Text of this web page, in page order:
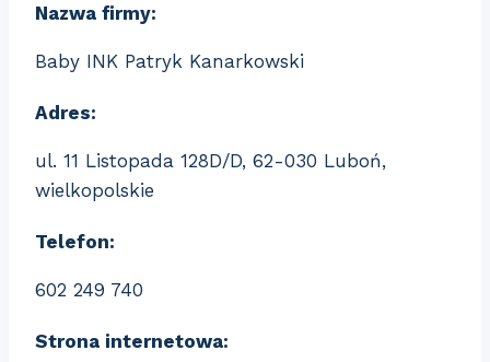
Nazwa firmy:
Baby INK Patryk Kanarkowski
Adres:
ul. 11 Listopada 128D/D, 62-030 Luboń,
wielkopolskie
Telefon:
602 249 740
Strona internetowa: